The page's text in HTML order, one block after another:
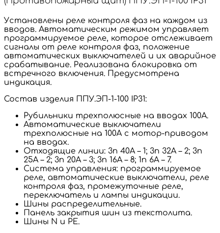
Установлены реле контроля фаз на каждом из
вводов. Автоматическим режимом управляет
программируемое реле, которое отслеживает
сигналы от реле контроля фаз, положение
автоматических выключателей и их аварийное
срабатывание. Реализована блокировка от
встречного включения. Предусмотрена
индикация.
Состав изделия ППУ.ЭП-1-100 IP31:
Рубильники трехполюсные на вводах 100А.
Автоматические выключатели
трехполюсные на 100А с мотор-приводом
на вводах.
Отходящие линии: 3п 40А – 1; 3п 32А – 2; 3п
25А – 2; 3п 20А – 3; 3п 16А – 8; 1п 6А – 7.
Система управления: программируемое
реле, автоматические выключатели, реле
контроля фаз, промежуточные реле,
переключатель и лампы индикации.
Шины распределительные.
Панель закрытия шин из текстолита.
Шины N и PE.